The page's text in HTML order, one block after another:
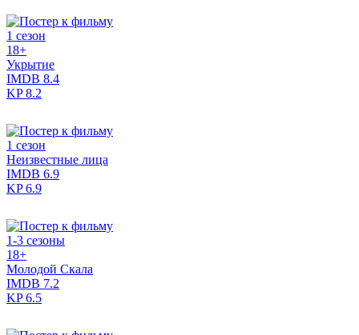
1 сезон
18+
Укрытие
IMDB 8.4
KP8.2
1 сезон
Неизвестные лица
IMDB 6.9
KP6.9
1-3 сезоны
18+
Молодой Скала
IMDB 7.2
KP6.5